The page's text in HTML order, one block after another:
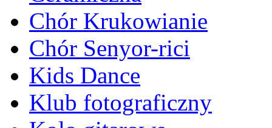
Chór Krukowianie
Chór Senyor-rici
Kids Dance
Klub fotograficzny